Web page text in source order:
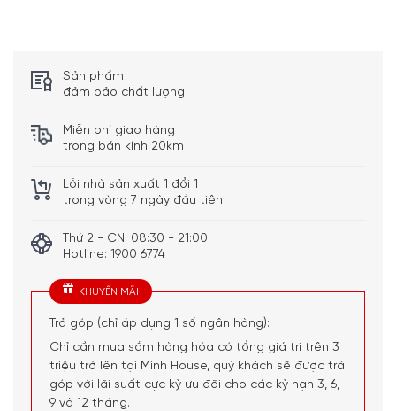
Máy Pha Cà Phê Tự Động Siemens TQ707D03 EQ.700 giúp bạn
pha chế trực quan với màn hình TFT kích thước lớn
Khám phá đặc sản cà phê từ khắp nơi trên
Bạn đang mơ về một quán cà phê cortado của Tây Ban
cả thế giới cà phê đến ngôi nhà của bạn. Với tối đa 20
loại cà phê từ 8 quốc gia, ứng dụng Home Connect cung
mong muốn của bạn trong ứng dụng và gửi cài đặt đến
máy pha cà phê hoàn toàn tự động của bạn. Để sử dụng
tính năng này, tất cả những gì bạn phải làm là kết nối máy
Sản phẩm
đảm bảo chất lượng
Miễn phí giao hàng
trong bán kính 20km
Lỗi nhà sản xuất 1 đổi 1
trong vòng 7 ngày đầu tiên
Thứ 2 - CN: 08:30 - 21:00
Hotline: 1900 6774
KHUYẾN MÃI
Trả góp (chỉ áp dụng 1 số ngân hàng):
Chỉ cần mua sắm hàng hóa có tổng giá trị trên 3
triệu trở lên tại Minh House, quý khách sẽ được trả
góp với lãi suất cực kỳ ưu đãi cho các kỳ hạn 3, 6,
9 và 12 tháng.